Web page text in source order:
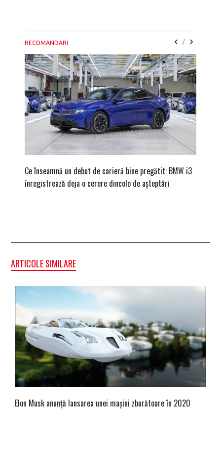
RECOMANDARI /
Ce înseamnă un debut de carieră bine pregătit: BMW i3
înregistrează deja o cerere dincolo de așteptări
ARTICOLE SIMILARE
Elon Musk anunță lansarea unei mașini zburătoare în 2020